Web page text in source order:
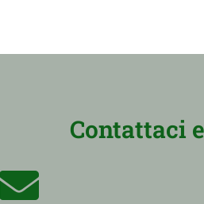
Contattaci